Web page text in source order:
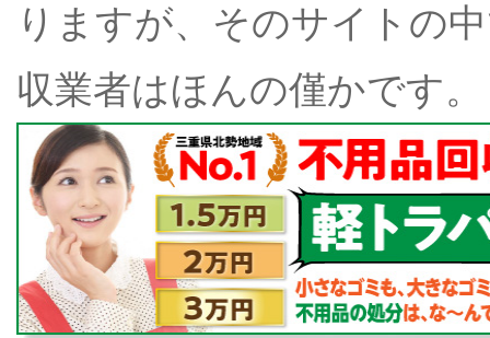
りますが、そのサイトの
収業者はほんの僅かです。